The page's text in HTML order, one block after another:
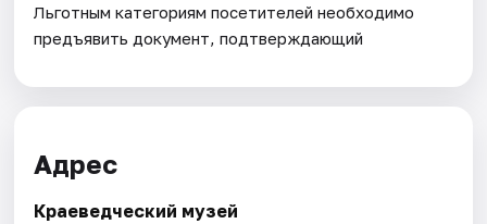
Льготным категориям посетителей необходимо
предъявить документ, подтверждающий
Адрес
Краеведческий музей